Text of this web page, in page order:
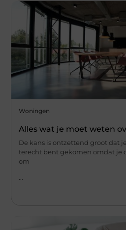
Woningen
Alles wat je moet weten
De kans is ontzettend groot dat
terecht bent gekomen omdat je
om